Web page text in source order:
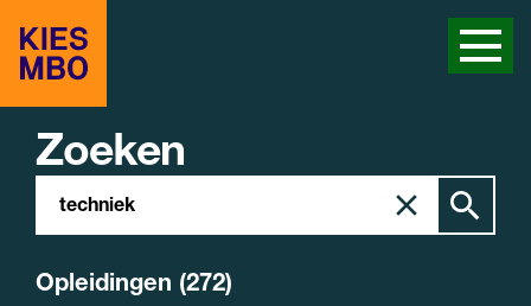
Zoeken
site
Opleidingen (272)